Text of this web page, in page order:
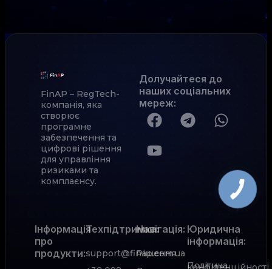
FinAP – RegTech-
компанія, яка
створює
програмне
забезпечення та
цифрові рішення
для управління
ризиками та
комплаєнсу.
Долучайтеся до
наших соціальних
мереж:
Інформація
про
продукти:
Техпідтримка:
support@finap.com.ua
Рішення
Навігація: Юридична
інформація:
Політика